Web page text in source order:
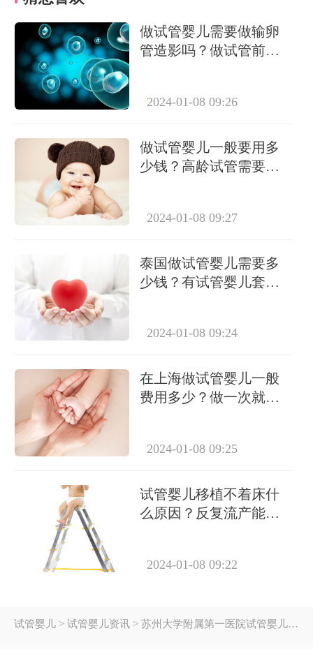
做试管婴儿需要做输卵
管造影吗？做试管前必
2024-01-08 09:26
做试管婴儿一般要用多
少钱？高龄试管需要做
2024-01-08 09:27
泰国做试管婴儿需要多
少钱？有试管婴儿套餐
2024-01-08 09:24
在上海做试管婴儿一般
费用多少？做一次就能
2024-01-08 09:25
试管婴儿移植不着床什
么原因？反复流产能做
2024-01-08 09:22
试管婴儿 > 试管婴儿资讯 > 苏州大学附属第一医院试管婴儿费用，3-8万元不等